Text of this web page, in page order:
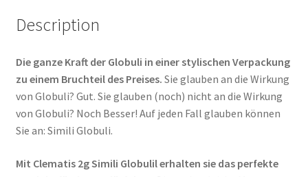
Description
Die ganze Kraft der Globuli in einer stylischen Verpackung
zu einem Bruchteil des Preises. Sie glauben an die Wirkung
von Globuli? Gut. Sie glauben (noch) nicht an die Wirkung
von Globuli? Noch Besser! Auf jeden Fall glauben können
Sie an: Simili Globuli.
Mit Clematis 2g Simili Globulil erhalten sie das perfekte